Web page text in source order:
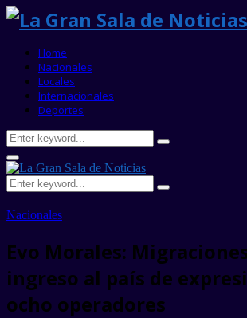
Home
Nacionales
Locales
Internacionales
Deportes
Search
for:
Search
Primary
Menu
Search
for:
Search
Nacionales
Evo Morales:
ingreso al país de
ocho operadores